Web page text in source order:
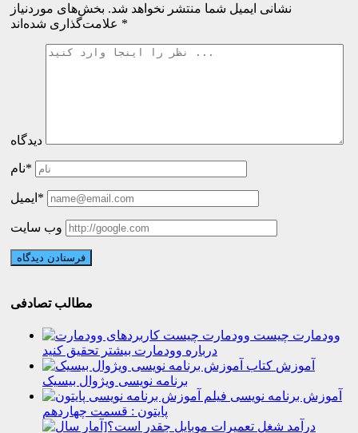
نشانی ایمیل شما منتشر نخواهد شد. بخش‌های موردنیاز
*
دیدگاه
نام*
ایمیل*
وب سایت
مطالب تصادفی
وودمارت چیست
درباره وودمارت بیشتر تحقیق کنید
آموزش
برنامه نویسی ویژوال بیسیک
آموزش برنامه نویسی
پایتون : قسمت چهاردهم